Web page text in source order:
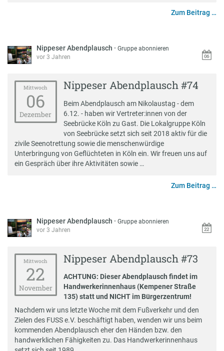
Zum Beitrag …
Nippeser Abendplausch ·Gruppe abonnieren
vor 3 Jahren
Mittwoch
06
Dezember
Nippeser Abendplausch #74
Beim Abendplausch am Nikolaustag - dem
6.12. - haben wir Vertreter:innen von der
Seebrücke Köln zu Gast. Die Lokalgruppe Köln
von Seebrücke setzt sich seit 2018 aktiv für die
zivile Seenotrettung sowie die menschenwürdige
Unterbringung von Geflüchteten in Köln ein. Wir freuen uns auf
ein Gespräch über ihre Aktivitäten sowie …
Zum Beitrag …
Nippeser Abendplausch ·Gruppe abonnieren
vor 3 Jahren
Mittwoch
22
November
Nippeser Abendplausch #73
ACHTUNG: Dieser Abendplausch findet im
Handwerkerinnenhaus (Kempener Straße
135) statt und NICHT im Bürgerzentrum!
Nachdem wir uns letzte Woche mit dem Fußverkehr und den
Zielen des FUSS e.V. beschäftigt haben, wenden wir uns beim
kommenden Abendplausch eher den Händen bzw. den
handwerklichen Fähigkeiten zu. Das Handwerkerinnenhaus